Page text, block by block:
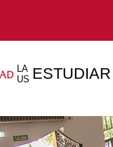
LA
US ESTUDIAR